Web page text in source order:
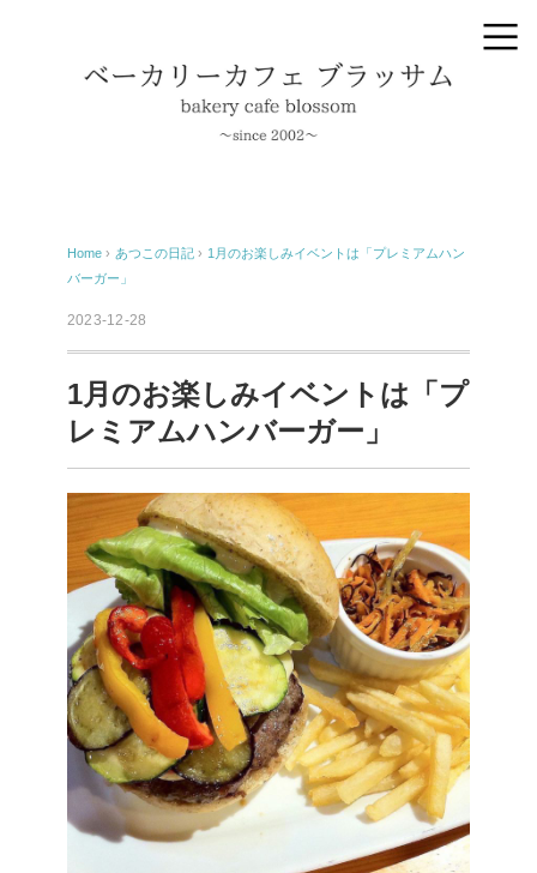
Home › あつこの日記 › 1月のお楽しみイベントは「プレミアムハン
バーガー」
2023-12-28
1月のお楽しみイベントは「プ
レミアムハンバーガー」